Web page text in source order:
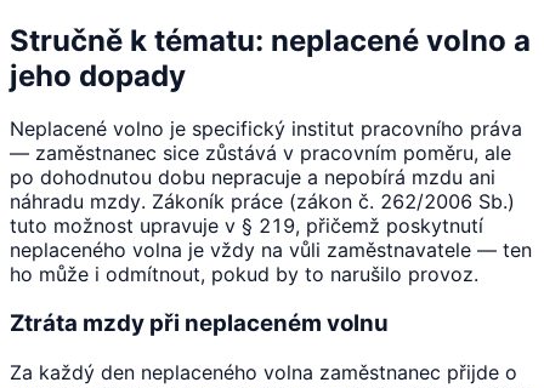
Stručně k tématu: neplacené volno a
jeho dopady
Neplacené volno je specifický institut pracovního práva
— zaměstnanec sice zůstává v pracovním poměru, ale
po dohodnutou dobu nepracuje a nepobírá mzdu ani
náhradu mzdy. Zákoník práce (zákon č. 262/2006 Sb.)
tuto možnost upravuje v § 219, přičemž poskytnutí
neplaceného volna je vždy na vůli zaměstnavatele — ten
ho může i odmítnout, pokud by to narušilo provoz.
Ztráta mzdy při neplaceném volnu
Za každý den neplaceného volna zaměstnanec přijde o